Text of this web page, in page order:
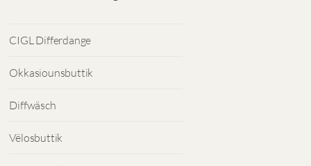
CIGL Differdange
Okkasiounsbuttik
Diffwäsch
Vëlosbuttik